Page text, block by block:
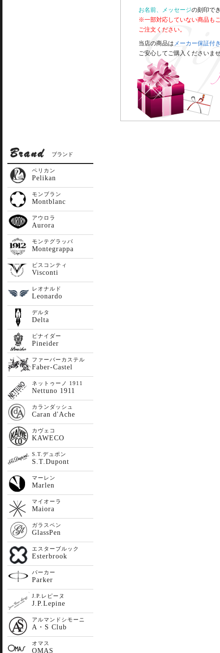
お名前、メッセージの刻印で
※一部対応していない商品も
ご注文ください。
当店の商品は メーカー保証付
ご安心してご購入くださいま
ブランド
ペリカン
Pelikan
モンブラン
Montblanc
アウロラ
Aurora
モンテグラッパ
Montegrappa
ビスコンティ
Visconti
レオナルド
Leonardo
デルタ
Delta
ピナイダー
Pineider
ファーバーカステル
Faber-Castel
ネットゥーノ 1911
Nettuno 1911
カランダッシュ
Caran d'Ache
カヴェコ
KAWECO
S.T.デュポン
S.T.Dupont
マーレン
Marlen
マイオーラ
Maiora
ガラスペン
GlassPen
エスターブルック
Esterbrook
パーカー
Parker
J.P.レピーヌ
J.P.Lepine
アルマンドシモーニ
A・S Club
オマス
OMAS